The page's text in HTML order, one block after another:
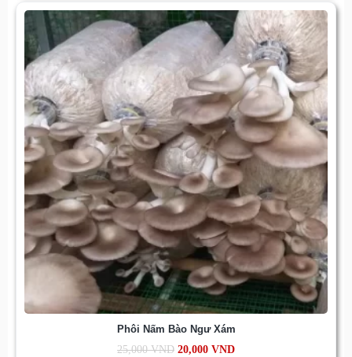
Phôi Nấm Bào Ngư Xám
25,000VND 20,000 VND